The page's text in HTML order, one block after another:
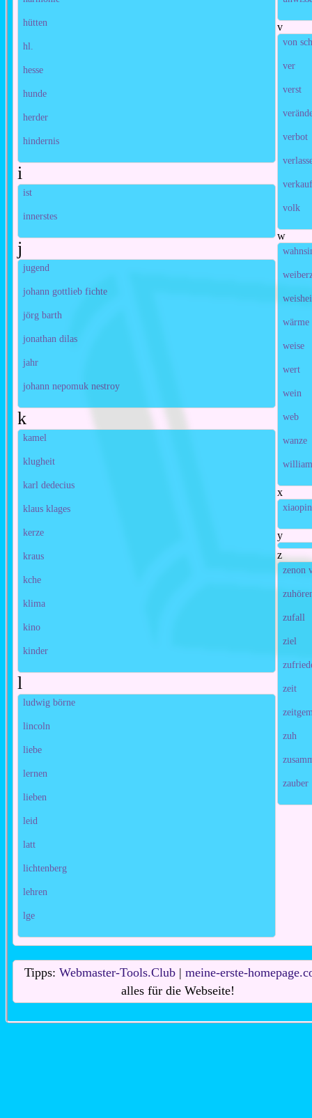
hütten
hl.
hesse
hunde
herder
hindernis
i
ist
innerstes
j
jugend
johann gottlieb fichte
jörg barth
jonathan dilas
jahr
johann nepomuk nestroy
k
kamel
klugheit
karl dedecius
klaus klages
kerze
kraus
kche
klima
kino
kinder
l
ludwig börne
lincoln
liebe
lernen
lieben
leid
latt
lichtenberg
lehren
lge
v
von
ver
verst
verbot
volk
w
wärme
weise
wert
wein
web
wanze
william
x
y
z
zenon
zufall
ziel
zeit
zuh
zauber
Tipps: Webmaster-Tools.Club| meine-erste-
alles für die Webseite!